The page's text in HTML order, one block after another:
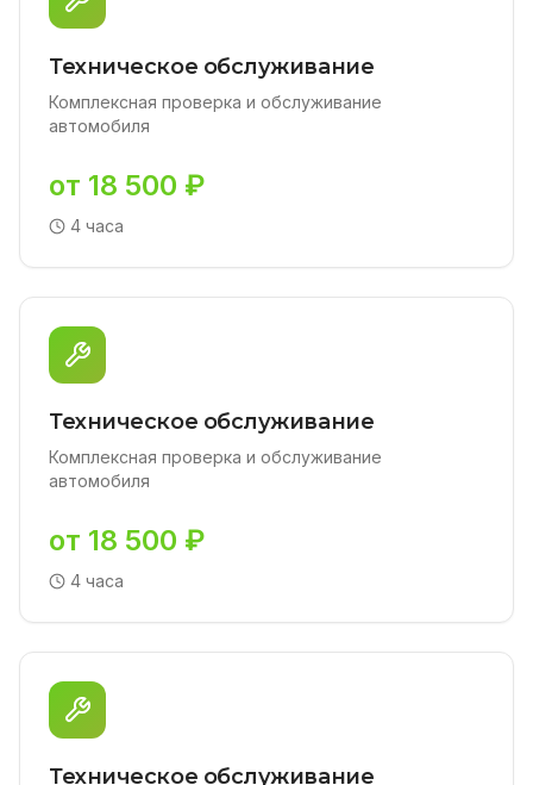
Техническое обслуживание
Комплексная проверка и обслуживание
автомобиля
от 18 500 ₽
4 часа
Техническое обслуживание
Комплексная проверка и обслуживание
автомобиля
от 18 500 ₽
4 часа
Техническое обслуживание